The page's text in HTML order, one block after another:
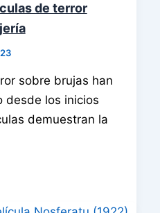
de terror
sobre brujas han
desde los inicios
demuestran la